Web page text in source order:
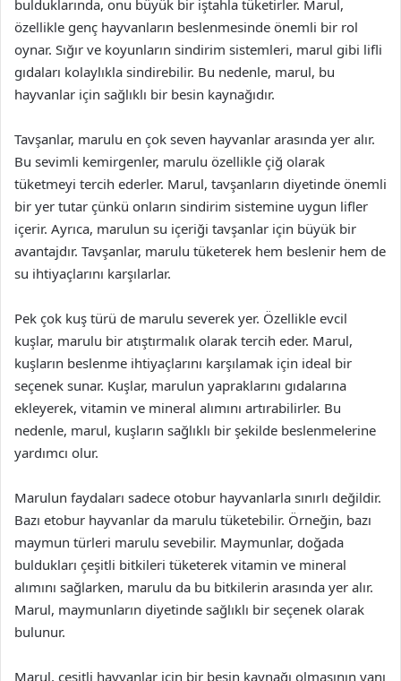
bulduklarında, onu büyük bir iştahla tüketirler. Marul,
özellikle genç hayvanların beslenmesinde önemli bir rol
oynar. Sığır ve koyunların sindirim sistemleri, marul gibi lifli
gıdaları kolaylıkla sindirebilir. Bu nedenle, marul, bu
hayvanlar için sağlıklı bir besin kaynağıdır.
Tavşanlar, marulu en çok seven hayvanlar arasında yer alır.
Bu sevimli kemirgenler, marulu özellikle çiğ olarak
tüketmeyi tercih ederler. Marul, tavşanların diyetinde önemli
bir yer tutar çünkü onların sindirim sistemine uygun lifler
içerir. Ayrıca, marulun su içeriği tavşanlar için büyük bir
avantajdır. Tavşanlar, marulu tüketerek hem beslenir hem de
su ihtiyaçlarını karşılarlar.
Pek çok kuş türü de marulu severek yer. Özellikle evcil
kuşlar, marulu bir atıştırmalık olarak tercih eder. Marul,
kuşların beslenme ihtiyaçlarını karşılamak için ideal bir
seçenek sunar. Kuşlar, marulun yapraklarını gıdalarına
ekleyerek, vitamin ve mineral alımını artırabilirler. Bu
nedenle, marul, kuşların sağlıklı bir şekilde beslenmelerine
yardımcı olur.
Marulun faydaları sadece otobur hayvanlarla sınırlı değildir.
Bazı etobur hayvanlar da marulu tüketebilir. Örneğin, bazı
maymun türleri marulu sevebilir. Maymunlar, doğada
buldukları çeşitli bitkileri tüketerek vitamin ve mineral
alımını sağlarken, marulu da bu bitkilerin arasında yer alır.
Marul, maymunların diyetinde sağlıklı bir seçenek olarak
bulunur.
Marul, çeşitli hayvanlar için bir besin kaynağı olmasının yanı